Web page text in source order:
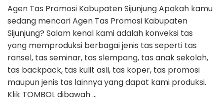
Agen Tas Promosi Kabupaten Sijunjung Apakah kamu
sedang mencari Agen Tas Promosi Kabupaten
Sijunjung? Salam kenal kami adalah konveksi tas
yang memproduksi berbagai jenis tas seperti tas
ransel, tas seminar, tas slempang, tas anak sekolah,
tas backpack, tas kulit asli, tas koper, tas promosi
maupun jenis tas lainnya yang dapat kami produksi.
Klik TOMBOL dibawah …